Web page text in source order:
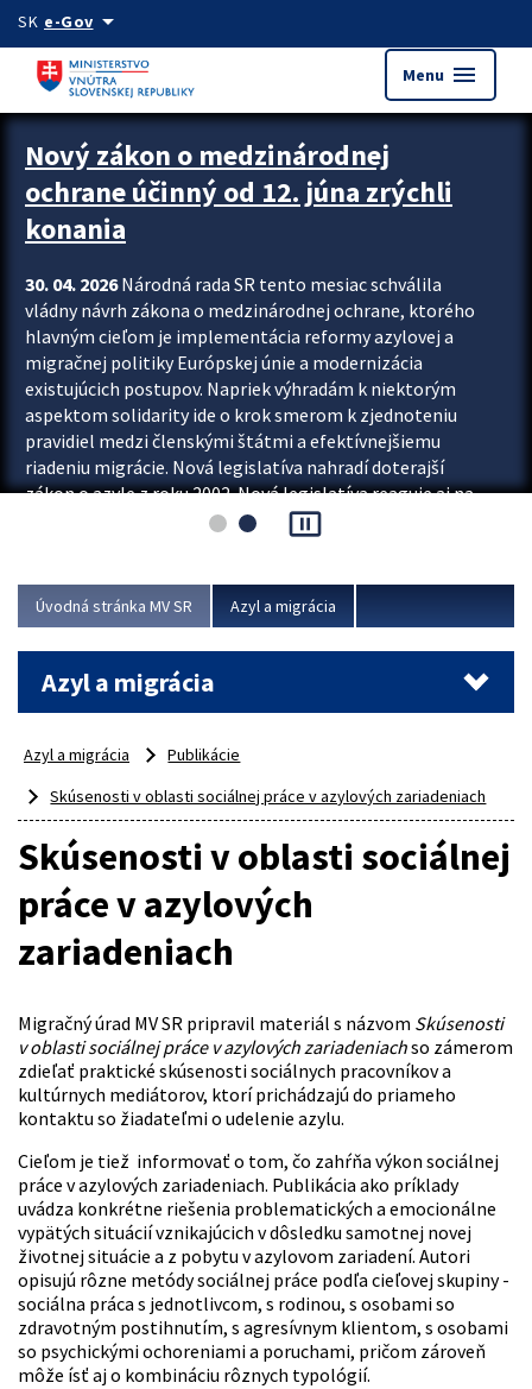
Preskocit na hlavný obsah
SK e-Govarrow_drop_down
Menu menu
Zastavit automatický posun upútavok
Nový zákon o medzinárodnej
ochrane účinný od 12. júna zrýchli
konania
30. 04. 2026Národná rada SR tento mesiac schválila
vládny návrh zákona o medzinárodnej ochrane, ktorého
hlavným cieľom je implementácia reformy azylovej a
migračnej politiky Európskej únie a modernizácia
existujúcich postupov. Napriek výhradám k niektorým
aspektom solidarity ide o krok smerom k zjednoteniu
pravidiel medzi členskými štátmi a efektívnejšiemu
riadeniu migrácie. Nová legislatíva nahradí doterajší
zákon o azyle z roku 2002. Nová legislatíva reaguje aj na
vývoj posledného desaťročia, počas...
pause_presentation
Úvodná stránka MV SR Azyl a migrácia
Azyl a migrácia
Azyl a migrácia
Publikácie
Skúsenosti v oblasti sociálnej práce v azylových zariadeniach
Skúsenosti v oblasti sociálnej
práce v azylových
zariadeniach
Migračný úrad MV SR pripravil materiál s názvom Skúsenosti
v oblasti sociálnej práce v azylových zariadeniachso zámerom
zdieľať praktické skúsenosti sociálnych pracovníkov a
kultúrnych mediátorov, ktorí prichádzajú do priameho
kontaktu so žiadateľmi o udelenie azylu.
Cieľom je tiež informovať o tom, čo zahŕňa výkon sociálnej
práce v azylových zariadeniach. Publikácia ako príklady
uvádza konkrétne riešenia problematických a emocionálne
vypätých situácií vznikajúcich v dôsledku samotnej novej
životnej situácie a z pobytu v azylovom zariadení. Autori
opisujú rôzne metódy sociálnej práce podľa cieľovej skupiny -
sociálna práca s jednotlivcom, s rodinou, s osobami so
zdravotným postihnutím, s agresívnym klientom, s osobami
so psychickými ochoreniami a poruchami, pričom zároveň
môže ísť aj o kombináciu rôznych typológií.